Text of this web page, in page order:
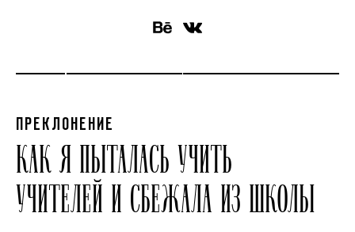
ПРЕКЛОНЕНИЕ
КАК Я ПЫТАЛАСЬ УЧИТЬ
УЧИТЕЛЕЙ И СБЕЖАЛА ИЗ ШКОЛЫ